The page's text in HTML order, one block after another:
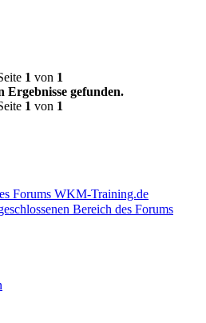
1 von 1
Ergebnisse gefunden.
1 von 1
Forums WKM-Training.de
Bereich des Forums